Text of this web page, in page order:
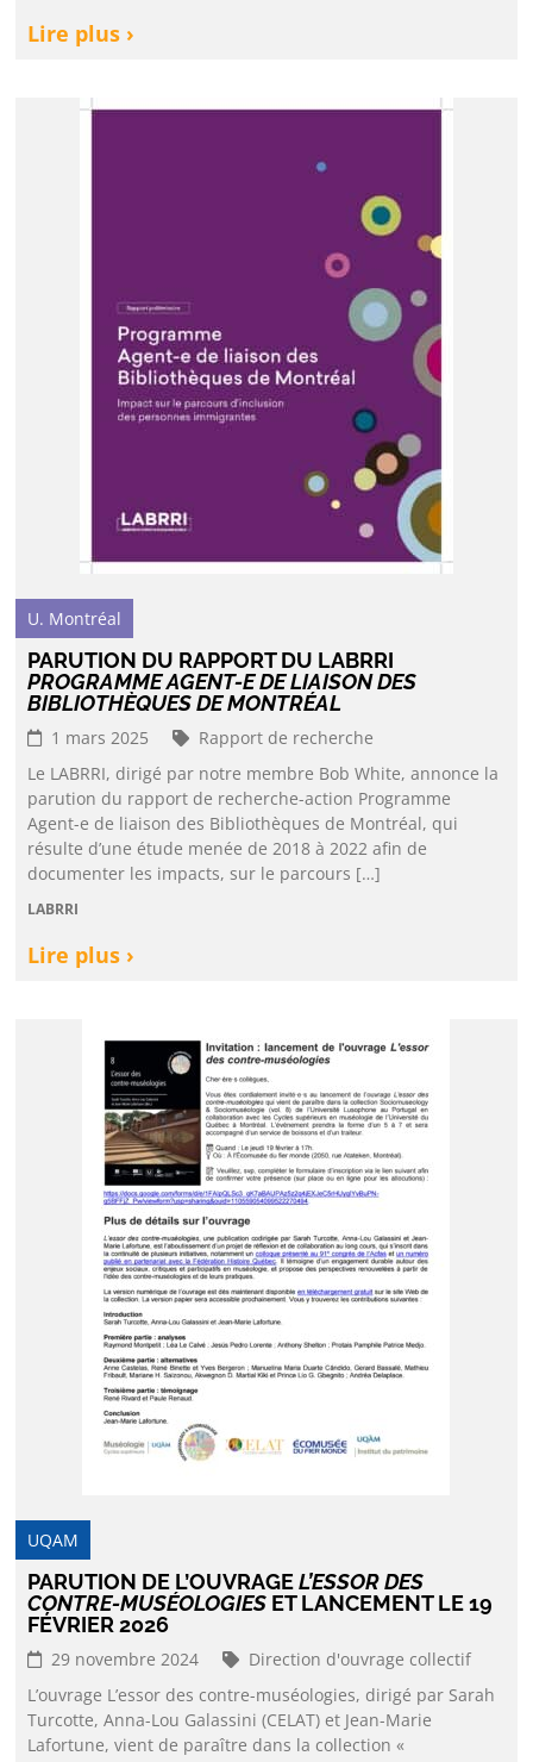
Lire plus ›
U. Montréal
PARUTION DU RAPPORT DU LABRRI
PROGRAMME AGENT-E DE LIAISON DES
BIBLIOTHÈQUES DE MONTRÉAL
1 mars 2025
Rapport de recherche
Le LABRRI, dirigé par notre membre Bob White, annonce la
parution du rapport de recherche-action Programme
Agent-e de liaison des Bibliothèques de Montréal, qui
résulte d’une étude menée de 2018 à 2022 afin de
documenter les impacts, sur le parcours […]
LABRRI
Lire plus ›
UQAM
PARUTION DE L’OUVRAGEL’ESSOR DES
CONTRE-MUSÉOLOGIES ET LANCEMENT LE 19
FÉVRIER 2026
29 novembre 2024
Direction d'ouvrage collectif
L’ouvrage L’essor des contre-muséologies, dirigé par Sarah
Turcotte, Anna-Lou Galassini (CELAT) et Jean-Marie
Lafortune, vient de paraître dans la collection «